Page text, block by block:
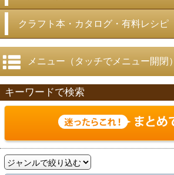
クラフト本・カタログ・有料レシピ
メニュー（タッチでメニュー開閉）
キーワードで検索